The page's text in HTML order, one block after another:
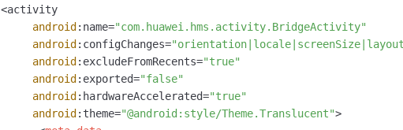
<activity
android :name="com.huawei.hms.activity.BridgeActivity"
android :configChanges=
android :excludeFromRecents="true"
android :exported="false"
android :hardwareAccelerated="true"
android :theme="@android:style/Theme.Translucent">